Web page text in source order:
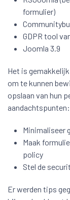
formulier)
GDPR tool
Joomla 3.9
Het is
om te kunnen
opslaan van hun
aandachtspunten:
Minimaliseer
Maak
policy
Stel de
Er werden tips